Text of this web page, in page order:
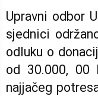
Upravni odbor
sjednici
odluku o
od 30.000, 00
najjačeg